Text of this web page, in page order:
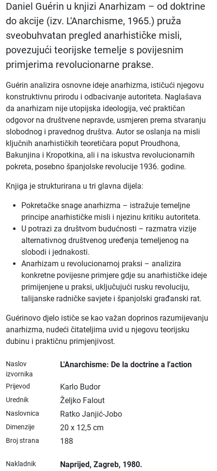
Daniel Guérin u knjizi Anarhizam – od doktrine
do akcije (izv. L'Anarchisme, 1965.) pruža
sveobuhvatan pregled anarhističke misli,
povezujući teorijske temelje s povijesnim
primjerima revolucionarne prakse.
Guérin analizira osnovne ideje anarhizma, ističući njegovu
konstruktivnu prirodu i odbacivanje autoriteta. Naglašava
da anarhizam nije utopijska ideologija, već praktičan
odgovor na društvene nepravde, usmjeren prema stvaranju
slobodnog i pravednog društva. Autor se oslanja na misli
ključnih anarhističkih teoretičara poput Proudhona,
Bakunjina i Kropotkina, ali i na iskustva revolucionarnih
pokreta, posebno španjolske revolucije 1936. godine.
Knjiga je strukturirana u tri glavna dijela:
Pokretačke snage anarhizma – istražuje temeljne
principe anarhističke misli i njezinu kritiku autoriteta.
U potrazi za društvom budućnosti – razmatra vizije
alternativnog društvenog uređenja temeljenog na
slobodi i jednakosti.
Anarhizam u revolucionarnoj praksi – analizira
konkretne povijesne primjere gdje su anarhističke ideje
primijenjene u praksi, uključujući rusku revoluciju,
talijanske radničke savjete i španjolski građanski rat.
Guérinovo djelo ističe se kao važan doprinos razumijevanju
anarhizma, nudeći čitateljima uvid u njegovu teorijsku
dubinu i praktičnu primjenjivost.
Naslov
izvornika
L'Anarchisme: De la doctrine a l'action
Prijevod Karlo Budor
Urednik Željko Falout
Naslovnica Ratko Janjić-Jobo
Dimenzije 20 x 12,5 cm
Broj strana 188
Nakladnik Naprijed, Zagreb, 1980.